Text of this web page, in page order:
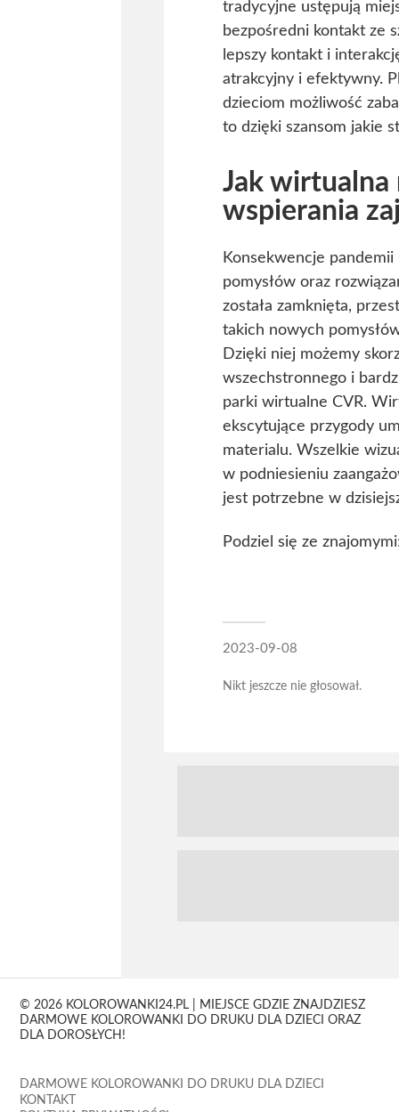
tradycyjne ustępują
bezpośredni kontakt ze
lepszy kontakt i
atrakcyjny i efektywny.
dzieciom możliwość
to dzięki szansom jakie
Jak wirtualna
wspierania
Konsekwencje
pomysłów oraz
została zamknięta,
takich nowych
Dzięki niej możemy
wszechstronnego i
parki wirtualne CVR.
ekscytujące przygody
materialu. Wszelkie
w podniesieniu
jest potrzebne w
Podziel się ze
2023-09-08
Nikt jeszcze nie głosował.
© 2026 KOLOROWANKI24.PL | MIEJSCE GDZIE ZNAJDZIESZ
DARMOWE KOLOROWANKI DO DRUKU DLA DZIECI ORAZ
DLA DOROSŁYCH!
DARMOWE KOLOROWANKI DO DRUKU DLA DZIECI
KONTAKT